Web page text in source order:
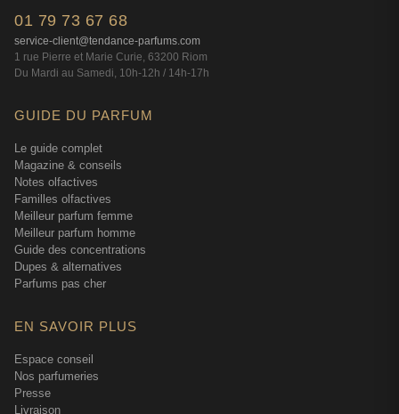
01 79 73 67 68
service-client@tendance-parfums.com
1 rue Pierre et Marie Curie, 63200 Riom
Du Mardi au Samedi, 10h-12h / 14h-17h
GUIDE DU PARFUM
Le guide complet
Magazine & conseils
Notes olfactives
Familles olfactives
Meilleur parfum femme
Meilleur parfum homme
Guide des concentrations
Dupes & alternatives
Parfums pas cher
EN SAVOIR PLUS
Espace conseil
Nos parfumeries
Presse
Livraison